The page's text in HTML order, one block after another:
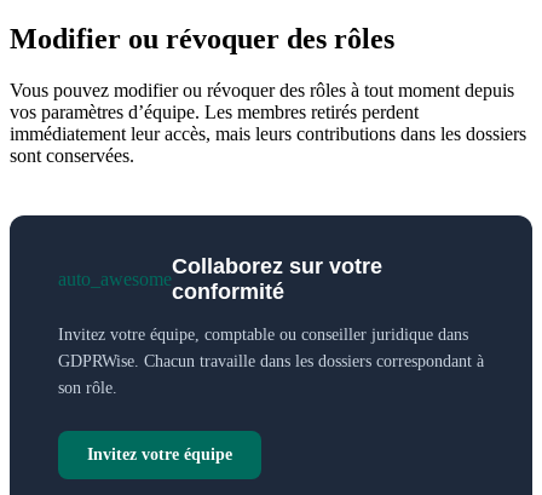
Modifier ou révoquer des rôles
Vous pouvez modifier ou révoquer des rôles à tout moment depuis
vos paramètres d’équipe. Les membres retirés perdent
immédiatement leur accès, mais leurs contributions dans les dossiers
sont conservées.
auto_awesome
Collaborez sur votre
conformité
Invitez votre équipe, comptable ou conseiller juridique dans
GDPRWise. Chacun travaille dans les dossiers correspondant à
son rôle.
Invitez votre équipe